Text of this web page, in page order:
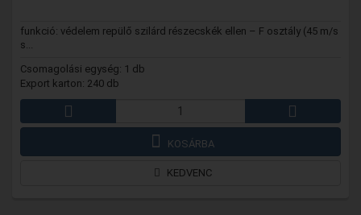
funkció: védelem repülő szilárd részecskék ellen – F osztály (45 m/s
s...
Csomagolási egység: 1 db
Export karton: 240 db
KOSÁRBA
KEDVENC